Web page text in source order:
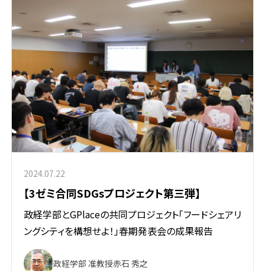
2024.07.22
【3ゼミ合同SDGsプロジェクト第三弾】
政経学部とGPlaceの共同プロジェクト「フードシェアリ
ングシティを構想せよ！」春期発表会の成果報告
政経学部 准教授赤石 秀之